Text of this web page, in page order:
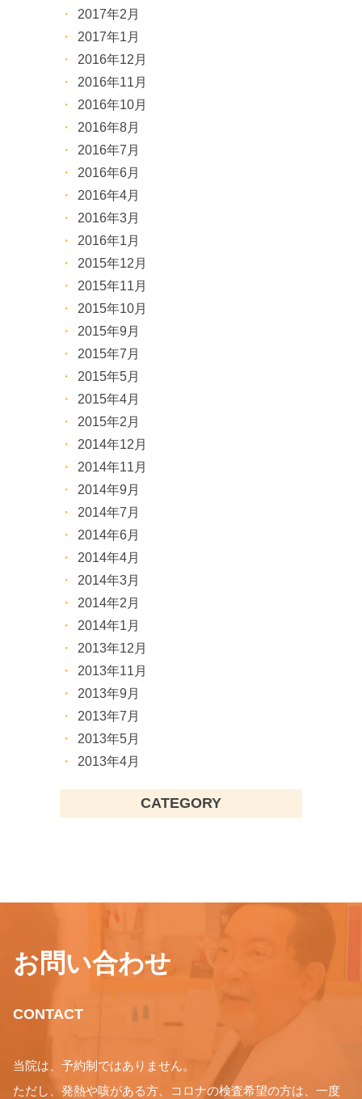
2017年2月
2017年1月
2016年12月
2016年11月
2016年10月
2016年8月
2016年7月
2016年6月
2016年4月
2016年3月
2016年1月
2015年12月
2015年11月
2015年10月
2015年9月
2015年7月
2015年5月
2015年4月
2015年2月
2014年12月
2014年11月
2014年9月
2014年7月
2014年6月
2014年4月
2014年3月
2014年2月
2014年1月
2013年12月
2013年11月
2013年9月
2013年7月
2013年5月
2013年4月
CATEGORY
お問い合わせ
CONTACT
当院は、予約制ではありません。
ただし、発熱や咳がある方、コロナの検査希望の方は、一度